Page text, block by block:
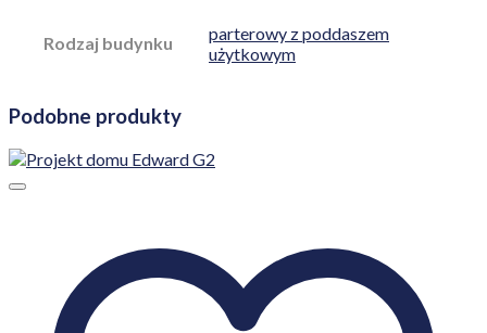
Rodzaj budynku
parterowy z poddaszem
użytkowym
Podobne produkty